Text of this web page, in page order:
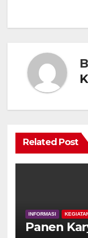
Related Post
INFORMASI
Panen